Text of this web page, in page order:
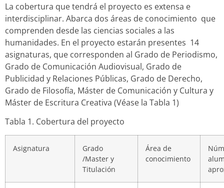
La cobertura que tendrá el proyecto es extensa e
interdisciplinar. Abarca dos áreas de conocimiento que
comprenden desde las ciencias sociales a las
humanidades. En el proyecto estarán presentes 14
asignaturas, que corresponden al Grado de Periodismo,
Grado de Comunicación Audiovisual, Grado de
Publicidad y Relaciones Públicas, Grado de Derecho,
Grado de Filosofía, Máster de Comunicación y Cultura y
Máster de Escritura Creativa (Véase la Tabla 1)
Tabla 1. Cobertura del proyecto
Asignatura
Grado
/Master y
Titulación
Área de
conocimiento